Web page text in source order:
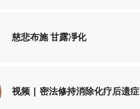
慈悲布施 甘露凈化
视频 | 密法修持消除化疗后遗症